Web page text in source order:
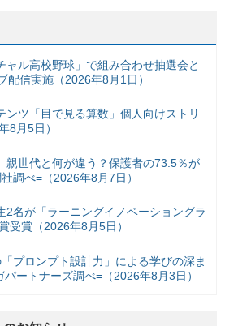
ャル高校野球」で組み合わせ抽選会と
配信実施（2026年8月1日）
ンツ「目で見る算数」個人向けストリ
8月5日）
親世代と何が違う？保護者の73.5％が
調べ=（2026年8月7日）
2名が「ラーニングイノベーショングラ
受賞（2026年8月5日）
プロンプト設計力」による学びの深ま
ートナーズ調べ=（2026年8月3日）